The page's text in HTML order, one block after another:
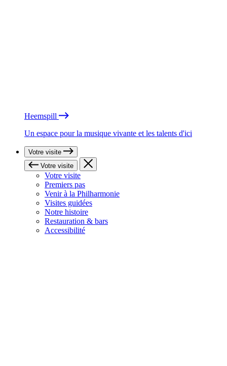
Heemspill
Un espace pour la musique vivante et les talents d'ici
Votre visite
Votre visite
Votre visite
Premiers pas
Venir à la Philharmonie
Visites guidées
Notre histoire
Restauration & bars
Accessibilité